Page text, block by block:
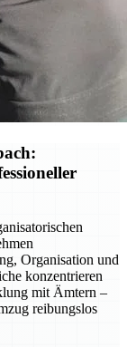
Organisation und
konzentrieren
mit Ämtern –
reibungslos